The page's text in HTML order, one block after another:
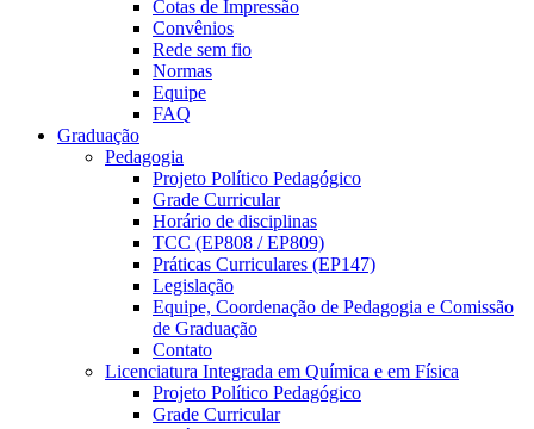
Cotas de Impressão
Convênios
Rede sem fio
Normas
Equipe
FAQ
Graduação
Pedagogia
Projeto Político Pedagógico
Grade Curricular
Horário de disciplinas
TCC (EP808 / EP809)
Práticas Curriculares (EP147)
Legislação
Equipe, Coordenação de Pedagogia e Comissão
de Graduação
Contato
Licenciatura Integrada em Química e em Física
Projeto Político Pedagógico
Grade Curricular